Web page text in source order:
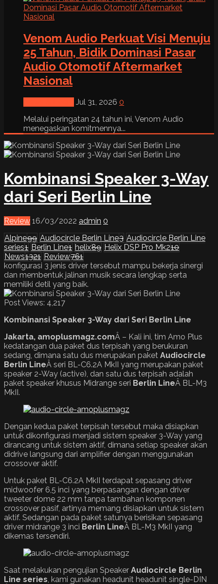
Venom Audio Perkuat Visi Menuju
25 Tahun, Bidik Dominasi Pasar
Audio Otomotif Aftermarket
Nasional
Jul 31, 2026 0
Melalui peringatan 24 tahun ini, Venom Audio
menegaskan komitmennya...
Kombinansi Speaker 3-Way
dari Seri Berlin Line
Review 16/03/2022 admin 0
Alpine99 Audiocircle Berlin Line3 Audiocircle Berlin Line
series1 Berlin Line1 helix89 Helix DSP Pro Mk210
News1321 Review761
konfigurasi 3 jenis driver tersebut mampu bekerja sinergi
dan membentuk jalinan musik secara lengkap serta
memiliki detil yang baik.
Post Views: 4,217
Kombinansi Speaker 3-Way dari Seri Berlin Line
Jakarta, amoplusmagz.comÂ – Kali ini, tim Amo Plus
kedatangan dua paket dus terpisah yang berukuran
sedang, dimana satu dus merupakan paket Audiocircle
Berlin LineÂ seri BL-C6.2A MkII yang merupakan paket
speaker 2-Way (active), dan satu dus terpisah adalah
paket speaker khusus Midrange seri Berlin LineÂ BL-M3
MkII.
Dengan kedua paket terpisah tersebut maka disiapkan
untuk dikonfigurasi menjadi sistem speaker 3-Way yang
dirancang untuk sistem aktif, dimana setiap speaker akan
didrive langsung dari amplifier dengan menggunakan
crossover aktif.
Untuk paket BL-C6.2A MkII terdapat sepasang driver
midwoofer 6,5 inci yang berpasangan dengan driver
tweeter dome 22 mm tanpa tambahan komponen
crossover pasif, artinya memang disiapkan untuk sistem
aktif. Sedangan pada paket satunya berisikan sepasang
driver midrange 3 inci Berlin LineÂ BL-M3 MkII yang
dikemas tersendiri.
Saat melakukan pengujian Speaker Audiocircle Berlin
Line series , kami gunakan headunit headunit single-DIN